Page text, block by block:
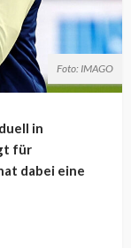
Foto: IMAGO
in
für
dabei eine